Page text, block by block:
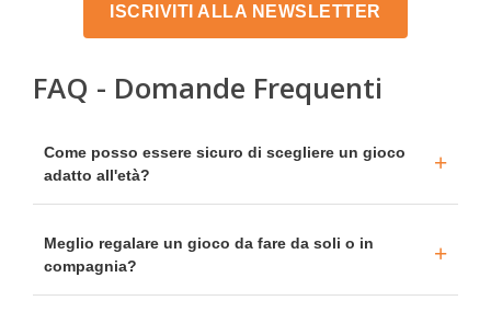
ISCRIVITI ALLA NEWSLETTER
FAQ - Domande Frequenti
Come posso essere sicuro di scegliere un gioco
adatto all'età?
Meglio regalare un gioco da fare da soli o in
compagnia?